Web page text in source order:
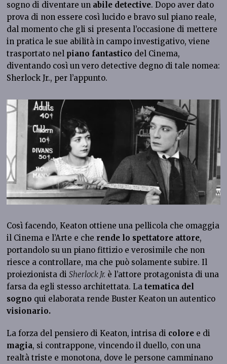
sogno di diventare un abile detective. Dopo aver dato
prova di non essere così lucido e bravo sul piano reale,
dal momento che gli si presenta l’occasione di mettere
in pratica le sue abilità in campo investigativo, viene
trasportato nel piano fantastico del Cinema,
diventando così un vero detective degno di tale nomea:
Sherlock Jr., per l’appunto.
Così facendo, Keaton ottiene una pellicola che omaggia
il Cinema e l’Arte e che rende lo spettatore attore,
portandolo su un piano fittizio e verosimile che non
riesce a controllare, ma che può solamente subire. Il
proiezionista diSherlock Jr. è l’attore protagonista di una
farsa da egli stesso architettata. Latematica del
sogno qui elaborata rende Buster Keaton un autentico
visionario.
La forza del pensiero di Keaton, intrisa di colore e di
magia, si contrappone, vincendo il duello, con una
realtà triste e monotona, dove le persone camminano